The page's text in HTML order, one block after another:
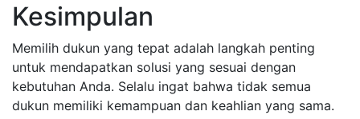
Kesimpulan
Memilih dukun yang tepat adalah langkah penting
untuk mendapatkan solusi yang sesuai dengan
kebutuhan Anda. Selalu ingat bahwa tidak semua
dukun memiliki kemampuan dan keahlian yang sama.